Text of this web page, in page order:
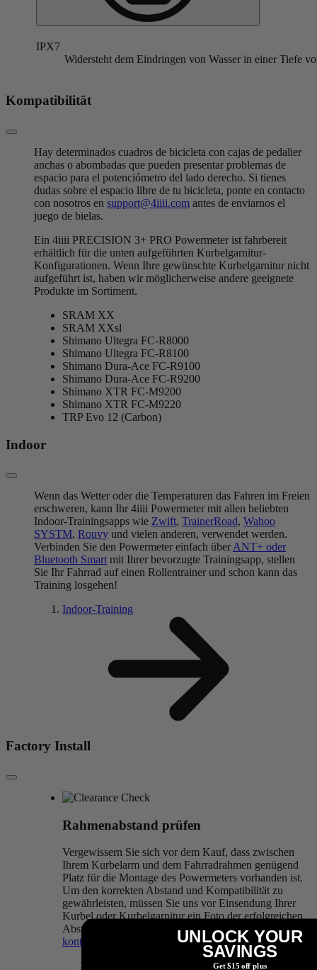
IPX7
Widersteht dem Eindringen von Wasser in einer Tiefe
Kompatibilität
Hay determinados cuadros de bicicleta con cajas de pedalier
anchas o abombadas que pueden presentar problemas de
espacio para el potenciómetro del lado derecho. Si tienes
dudas sobre el espacio libre de tu bicicleta, ponte en contacto
con nosotros en support@4iiii.com antes de enviarnos el
juego de bielas.
Ein 4iiii PRECISION 3+ PRO Powermeter ist fahrbereit
erhältlich für die unten aufgeführten Kurbelgarnitur-
Konfigurationen. Wenn Ihre gewünschte Kurbelgarnitur nicht
aufgeführt ist, haben wir möglicherweise andere geeignete
Produkte im Sortiment.
SRAM XX
SRAM XXsl
Shimano Ultegra FC-R8000
Shimano Ultegra FC-R8100
Shimano Dura-Ace FC-R9100
Shimano Dura-Ace FC-R9200
Shimano XTR FC-M9200
Shimano XTR FC-M9220
TRP Evo 12 (Carbon)
Indoor
Wenn das Wetter oder die Temperaturen das Fahren im Freien
erschweren, kann Ihr 4iiii Powermeter mit allen beliebten
Indoor-Trainingsapps wie Zwift, TrainerRoad, Wahoo
SYSTM, Rouvy und vielen anderen, verwendet werden.
Verbinden Sie den Powermeter einfach über ANT+ oder
Bluetooth Smart mit Ihrer bevorzugte Trainingsapp, stellen
Sie Ihr Fahrrad auf einen Rollentrainer und schon kann das
Training losgehen!
Indoor-Training
Factory Install
Rahmenabstand prüfen
Vergewissern Sie sich vor dem Kauf, dass zwischen
Ihrem Kurbelarm und dem Fahrradrahmen genügend
Platz für die Montage des Powermeters vorhanden ist.
Um den korrekten Abstand und Kompatibilität zu
gewährleisten, müssen Sie uns vor Einsendung Ihrer
Kurbel oder Kurbelgarnitur ein Foto der erfolgreichen
Abstandsprüfung zusenden. Wenn Sie nicht sicher sind,
kontaktieren Sie uns
PRECISION 3+ Abstandsprüfung
UNLOCK YOUR
SAVINGS
Get $15 off plus